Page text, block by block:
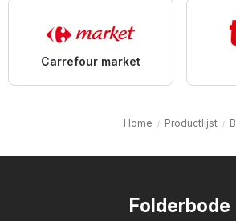
Carrefour market
Home Productlijst B
Folderbode